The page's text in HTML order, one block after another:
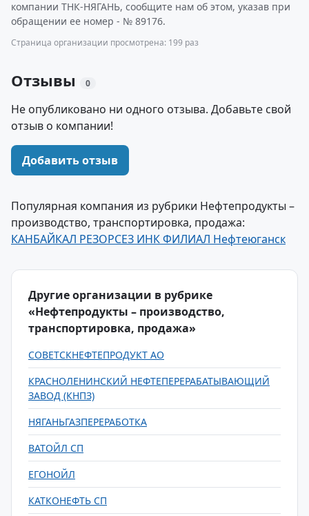
компании ТНК-НЯГАНЬ, сообщите нам об этом, указав при
обращении ее номер - № 89176.
Страница организации просмотрена: 199 раз
Отзывы 0
Не опубликовано ни одного отзыва. Добавьте свой
отзыв о компании!
Добавить отзыв
Популярная компания из рубрики Нефтепродукты –
производство, транспортировка, продажа:
КАНБАЙКАЛ РЕЗОРСЕЗ ИНК ФИЛИАЛ Нефтеюганск
Другие организации в рубрике
«Нефтепродукты – производство,
транспортировка, продажа»
СОВЕТСКНЕФТЕПРОДУКТ АО
КРАСНОЛЕНИНСКИЙ НЕФТЕПЕРЕРАБАТЫВАЮЩИЙ
ЗАВОД (КНПЗ)
НЯГАНЬГАЗПЕРЕРАБОТКА
ВАТОЙЛ СП
ЕГОНОЙЛ
КАТКОНЕФТЬ СП